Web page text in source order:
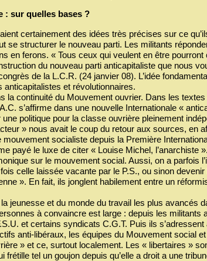
: sur quelles bases ?
certainement des idées très précises sur ce
se structurer le nouveau parti. Les militants
en ferons. « Tous ceux qui veulent en être pourront
du nouveau parti anticapitaliste que nous
de la L.C.R. (24 janvier 08). L’idée
et révolutionnaires.
la continuité du Mouvement ouvrier. Dans les
s’affirme dans une nouvelle Internationale «
politique pour la classe ouvrière pleinement
» nous avait le coup du retour aux sources, en
socialiste depuis la Première
payé le luxe de citer « Louise Michel, l’anarchiste
sur le mouvement social. Aussi, on a parfois
celle laissée vacante par le P.S., ou sinon
». En fait, ils jonglent habilement entre un
jeunesse et du monde du travail les plus avancés
à convaincre est large : depuis les militants
et certains syndicats C.G.T. Puis ils
anti-libéraux, les équipes du Mouvement social
» et ce, surtout localement. Les « libertaires »
frétille tel un goujon depuis qu’elle a droit a une